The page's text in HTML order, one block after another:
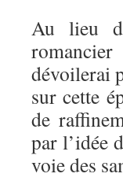
Au lieu
dévoilerai
sur cette
de
par l’idée
voie des